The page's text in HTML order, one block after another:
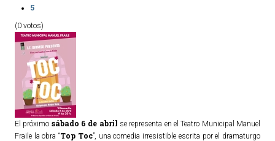
5
(0 votos)
El próximo sábado 6 de abril se representa en el Teatro Municipal Manuel
Fraile la obra “Top Toc”, una comedia irresistible escrita por el dramaturgo